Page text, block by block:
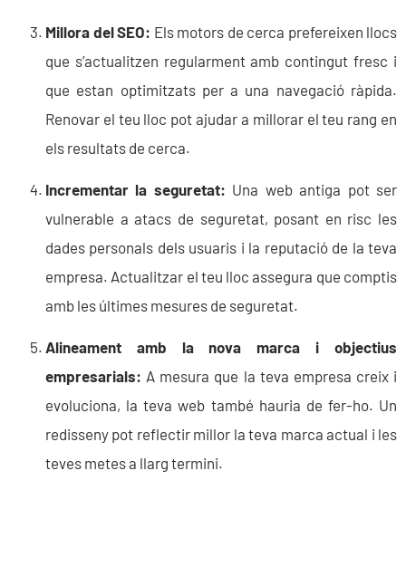
Millora del SEO: Els motors de cerca prefereixen llocs
que s’actualitzen regularment amb contingut fresc i
que estan optimitzats per a una navegació ràpida.
Renovar el teu lloc pot ajudar a millorar el teu rang en
els resultats de cerca.
Incrementar la seguretat: Una web antiga pot ser
vulnerable a atacs de seguretat, posant en risc les
dades personals dels usuaris i la reputació de la teva
empresa. Actualitzar el teu lloc assegura que comptis
amb les últimes mesures de seguretat.
Alineament amb la nova marca i objectius
empresarials: A mesura que la teva empresa creix i
evoluciona, la teva web també hauria de fer-ho. Un
redisseny pot reflectir millor la teva marca actual i les
teves metes a llarg termini.